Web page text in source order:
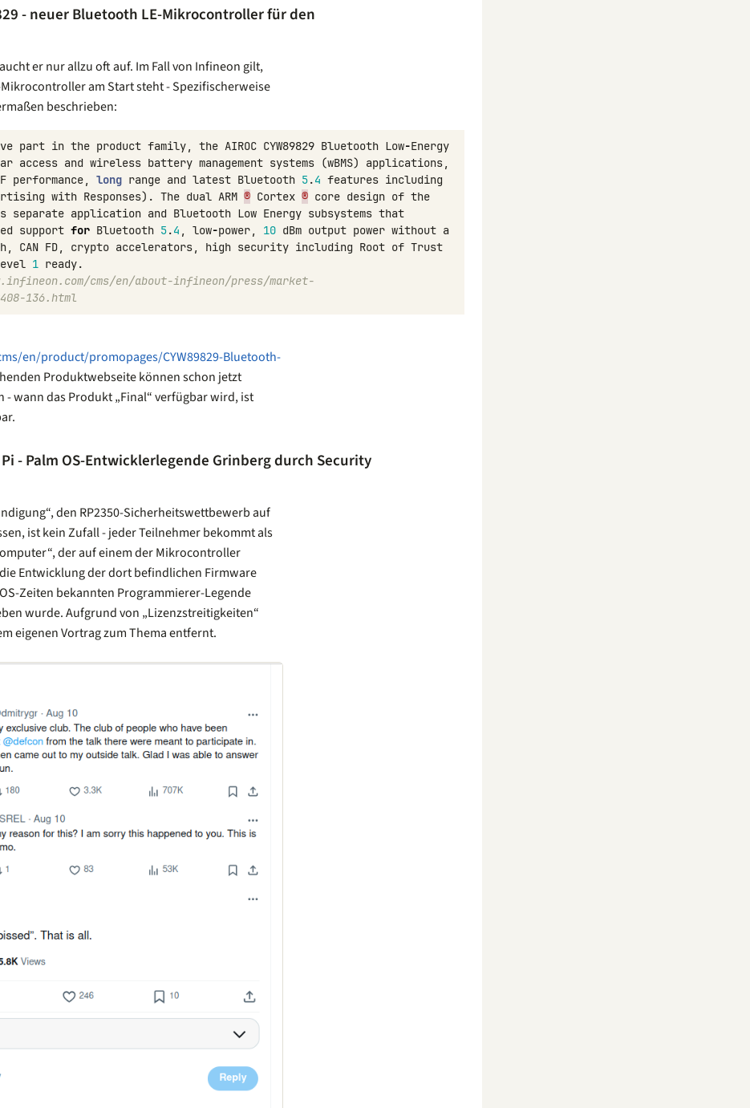
- neuer Bluetooth LE-Mikrocontroller für den
er nur allzu oft auf. Im Fall von Infineon gilt,
am Start steht - Spezifischerweise
beschrieben:
part in the product family, the AIROC CYW89829 Bluetooth Low-Energy
access and wireless battery management systems (wBMS) applications,
performance, long range and latest Bluetooth 5.4 features including
with Responses). The dual ARM ® Cortex ® core design of the
separate application and Bluetooth Low Energy subsystems that
support for Bluetooth 5.4 , low-power, 10 dBm output power without a
, CAN FD, crypto accelerators, high security including Root of Trust
1 ready.
cms/en/about-infineon/press/market-
136.html
en/product/promopages/CYW89829-Bluetooth-
Produktwebseite können schon jetzt
wann das Produkt „Final“ verfügbar wird, ist
- Palm OS-Entwicklerlegende Grinberg durch Security
den RP2350-Sicherheitswettbewerb auf
ist kein Zufall - jeder Teilnehmer bekommt als
der auf einem der Mikrocontroller
Entwicklung der dort befindlichen Firmware
Zeiten bekannten Programmierer-Legende
wurde. Aufgrund von „Lizenzstreitigkeiten“
eigenen Vortrag zum Thema entfernt.